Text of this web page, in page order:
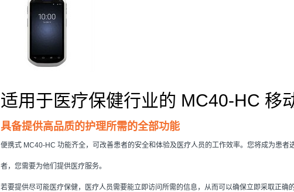
适用于医疗保健行业的 MC40-HC 移
具备提供高品质的护理所需的全部功能
便携式 MC40-HC 功能齐全，可改善患者的安全和体验及医疗人员的工作效率。您将成为患者
者，您需要为他们提供医疗服务。
若要提供尽可能医疗保健，医疗人员需要能立即访问所需的信息，从而可以确保立即采取正确的